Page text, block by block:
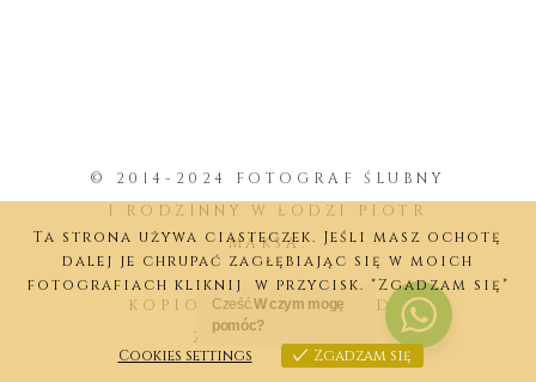
© 2014-2024 FOTOGRAF ŚLUBNY
I RODZINNY W ŁODZI PIOTR
MAKSA.
KOPIOWANIE BEZ ZGODY
ZABRONIONE.
Ta strona używa ciasteczek. Jeśli masz ochotę
dalej je chrupać zagłębiając się w moich
fotografiach kliknij w przycisk. "Zgadzam się"
Cookies settings Zgadzam się
Cookies settings
Cześć.W czym mogę
pomóc?